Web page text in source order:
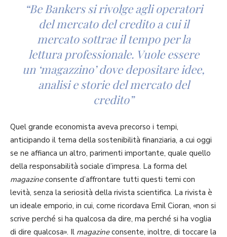
“Be Bankers si rivolge agli operatori
del mercato del credito a cui il
mercato sottrae il tempo per la
lettura professionale. Vuole essere
un ‘magazzino’ dove depositare idee,
analisi e storie del mercato del
credito”
Quel grande economista aveva precorso i tempi,
anticipando il tema della sostenibilità finanziaria, a cui oggi
se ne affianca un altro, parimenti importante, quale quello
della responsabilità sociale d’impresa. La forma del
magazineconsente d’affrontare tutti questi temi con
levità, senza la seriosità della rivista scientifica. La rivista è
un ideale emporio, in cui, come ricordava Emil Cioran, «non si
scrive perché si ha qualcosa da dire, ma perché si ha voglia
di dire qualcosa». Il magazineconsente, inoltre, di toccare la